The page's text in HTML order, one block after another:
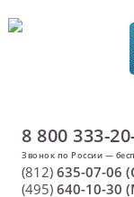
8 800 333-
(812) 635-07-06
(495) 640-10-30